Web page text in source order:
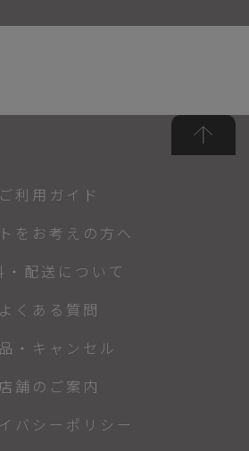
ご利用ガイド
をお考えの方へ
・配送について
よくある質問
・キャンセル
店舗のご案内
バシーポリシー